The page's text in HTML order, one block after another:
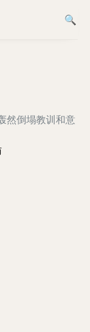
然倒塌教训和意